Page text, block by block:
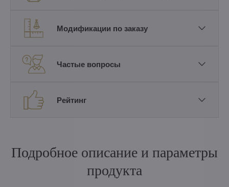
Модификации по заказу
Частые вопросы
Рейтинг
Подробное описание и параметры
продукта